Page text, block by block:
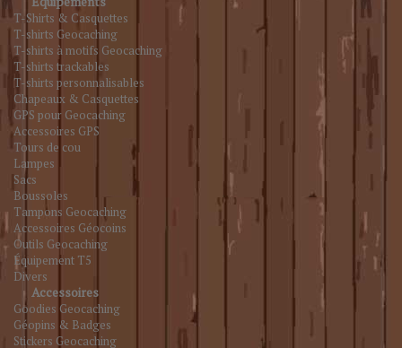
T-Shirts & Casquettes
T-shirts Geocaching
T-shirts à motifs Geocaching
T-shirts trackables
T-shirts personnalisables
Chapeaux & Casquettes
GPS pour Geocaching
Accessoires GPS
Tours de cou
Lampes
Sacs
Boussoles
Tampons Geocaching
Accessoires Géocoins
Outils Geocaching
Équipement T5
Divers
Accessoires
Goodies Geocaching
Géopins & Badges
Stickers Geocaching